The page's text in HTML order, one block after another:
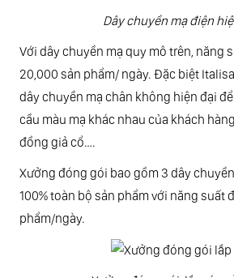
Dây chuyền mạ điện
Với dây chuyền mạ quy mô trên, năng
20,000 sản phẩm/ ngày. Đặc biệt
dây chuyền mạ chân không hiện đại
cầu màu mạ khác nhau của khách
đồng giả cổ….
Xưởng đóng gói bao gồm 3 dây
100% toàn bộ sản phẩm với năng suất
phẩm/ngày.